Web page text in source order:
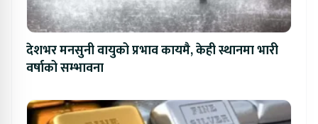
देशभर मनसुनी वायुको प्रभाव कायमै, केही स्थानमा भारी
वर्षाको सम्भावना